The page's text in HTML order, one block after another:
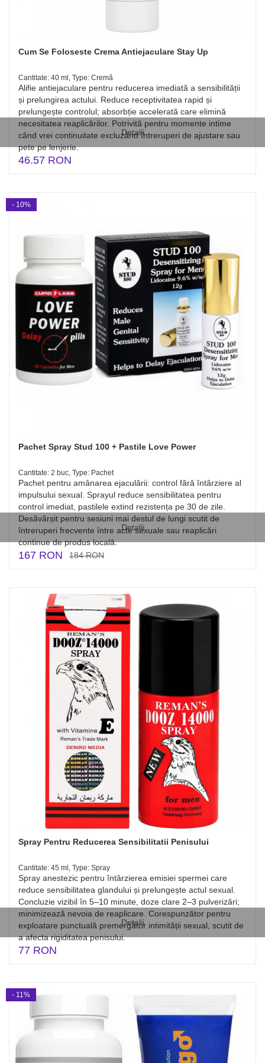
Detalii
Cum Se Foloseste Crema Antiejaculare Stay Up
Cantitate: 40 ml, Type: Cremă
Alifie antiejaculare pentru reducerea imediată a sensibilității
și prelungirea actului. Reduce receptivitatea rapid și
prelungește controlul; absorbție accelerată care elimină
necesitatea reaplicărilor. Potrivită pentru momente intime
când vrei continuitate excluzând întreruperi de ajustare sau
pete pe lenjerie.
46.57 RON
Detalii
Pachet Spray Stud 100 + Pastile Love Power
Cantitate: 2 buc, Type: Pachet
Pachet pentru amânarea ejaculării: control fără întârziere al
impulsului sexual. Sprayul reduce sensibilitatea pentru
control imediat, pastilele extind rezistența pe 30 de zile.
Desăvârșit pentru sesiuni mai destul de lungi scutit de
întreruperi frecvente între acte sexuale sau reaplicări
continue de produs locală.
167 RON 184 RON
- 10%
Detalii
Spray Pentru Reducerea Sensibilitatii Penisului
Cantitate: 45 ml, Type: Spray
Spray anestezic pentru întârzierea emisiei spermei care
reduce sensibilitatea glandului și prelungește actul sexual.
Concluzie vizibil în 5–10 minute, doze clare 2–3 pulverizări;
minimizează nevoia de reaplicare. Corespunzător pentru
exploatare punctuală premergător intimității sexual, scutit de
a afecta rigiditatea penisului.
77 RON
- 11%